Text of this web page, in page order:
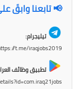
📢 تابعنا وابقَ
تيليجرام:
t.me/iraqjobs2019
تطبيق وظائف